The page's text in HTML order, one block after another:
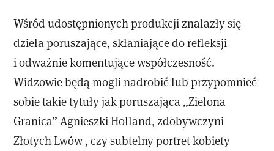
Wśród udostępnionych produkcji znalazły się
dzieła poruszające, skłaniające do refleksji
i odważnie komentujące współczesność.
Widzowie będą mogli nadrobić lub przypomnieć
sobie takie tytuły jak poruszająca „Zielona
Granica” Agnieszki Holland, zdobywczyni
Złotych Lwów , czy subtelny portret kobiety